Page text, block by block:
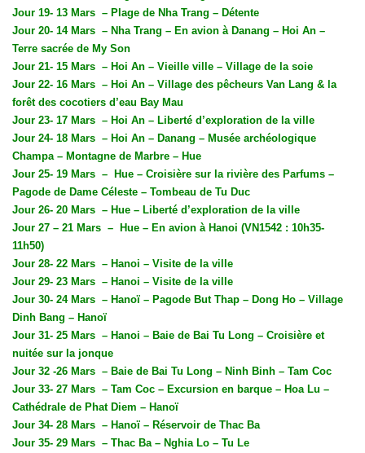
Jour 19- 13 Mars – Plage de Nha Trang – Détente
Jour 20- 14 Mars – Nha Trang – En avion à Danang – Hoi An –
Terre sacrée de My Son
Jour 21- 15 Mars – Hoi An – Vieille ville – Village de la soie
Jour 22- 16 Mars – Hoi An – Village des pêcheurs Van Lang & la
forêt des cocotiers d’eau Bay Mau
Jour 23- 17 Mars – Hoi An – Liberté d’exploration de la ville
Jour 24- 18 Mars – Hoi An – Danang – Musée archéologique
Champa – Montagne de Marbre – Hue
Jour 25- 19 Mars – Hue – Croisière sur la rivière des Parfums –
Pagode de Dame Céleste – Tombeau de Tu Duc
Jour 26- 20 Mars – Hue – Liberté d’exploration de la ville
Jour 27 – 21 Mars – Hue – En avion à Hanoi (VN1542 : 10h35-
11h50)
Jour 28- 22 Mars – Hanoi – Visite de la ville
Jour 29- 23 Mars – Hanoi – Visite de la ville
Jour 30- 24 Mars – Hanoï – Pagode But Thap – Dong Ho – Village
Dinh Bang – Hanoï
Jour 31- 25 Mars – Hanoi – Baie de Bai Tu Long – Croisière et
nuitée sur la jonque
Jour 32 -26 Mars – Baie de Bai Tu Long – Ninh Binh – Tam Coc
Jour 33- 27 Mars – Tam Coc – Excursion en barque – Hoa Lu –
Cathédrale de Phat Diem – Hanoï
Jour 34- 28 Mars – Hanoï – Réservoir de Thac Ba
Jour 35- 29 Mars – Thac Ba – Nghia Lo – Tu Le